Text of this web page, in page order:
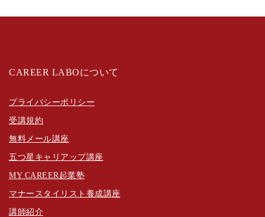
CAREER LABOについて
プライバシーポリシー
受講規約
無料メール講座
五つ星キャリアップ講座
MY CAREER起業塾
マナースタイリスト養成講座
講師紹介